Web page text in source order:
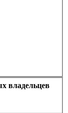
владельцев